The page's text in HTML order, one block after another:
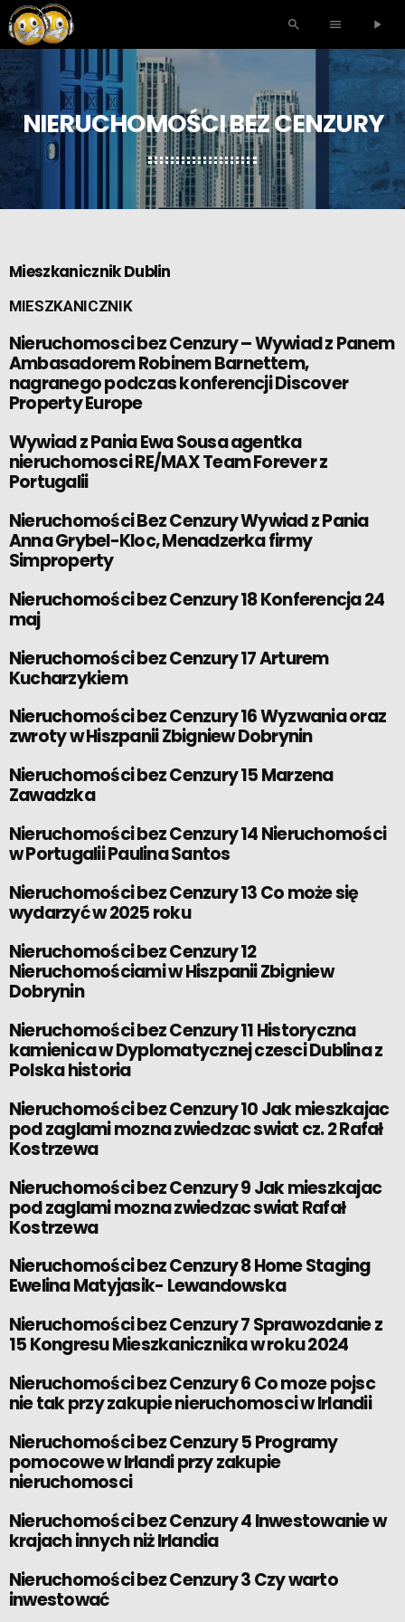
search menu play_arrow
NIERUCHOMOŚCI BEZ CENZURY
Mieszkanicznik Dublin
MIESZKANICZNIK
Nieruchomosci bez Cenzury – Wywiad z Panem
Ambasadorem Robinem Barnettem,
nagranego podczas konferencji Discover
Property Europe
Wywiad z Pania Ewa Sousa agentka
nieruchomosci RE/MAX Team Forever z
Portugalii
Nieruchomości Bez Cenzury Wywiad z Pania
Anna Grybel-Kloc, Menadzerka firmy
Simproperty
Nieruchomości bez Cenzury 18 Konferencja 24
maj
Nieruchomości bez Cenzury 17 Arturem
Kucharzykiem
Nieruchomości bez Cenzury 16 Wyzwania oraz
zwroty w Hiszpanii Zbigniew Dobrynin
Nieruchomości bez Cenzury 15 Marzena
Zawadzka
Nieruchomości bez Cenzury 14 Nieruchomości
w Portugalii Paulina Santos
Nieruchomości bez Cenzury 13 Co może się
wydarzyć w 2025 roku
Nieruchomości bez Cenzury 12
Nieruchomościami w Hiszpanii Zbigniew
Dobrynin
Nieruchomości bez Cenzury 11 Historyczna
kamienica w Dyplomatycznej czesci Dublina z
Polska historia
Nieruchomości bez Cenzury 10 Jak mieszkajac
pod zaglami mozna zwiedzac swiat cz. 2 Rafał
Kostrzewa
Nieruchomości bez Cenzury 9 Jak mieszkajac
pod zaglami mozna zwiedzac swiat Rafał
Kostrzewa
Nieruchomości bez Cenzury 8 Home Staging
Ewelina Matyjasik- Lewandowska
Nieruchomości bez Cenzury 7 Sprawozdanie z
15 Kongresu Mieszkanicznika w roku 2024
Nieruchomości bez Cenzury 6 Co moze pojsc
nie tak przy zakupie nieruchomosci w Irlandii
Nieruchomości bez Cenzury 5 Programy
pomocowe w Irlandi przy zakupie
nieruchomosci
Nieruchomości bez Cenzury 4 Inwestowanie w
krajach innych niż Irlandia
Nieruchomości bez Cenzury 3 Czy warto
inwestować